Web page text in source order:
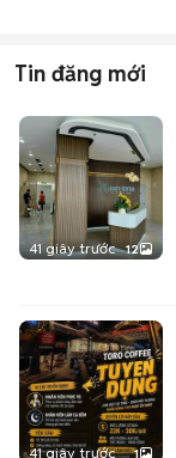
Tin đăng mới
41 giây trước 12
41 giây trước 1